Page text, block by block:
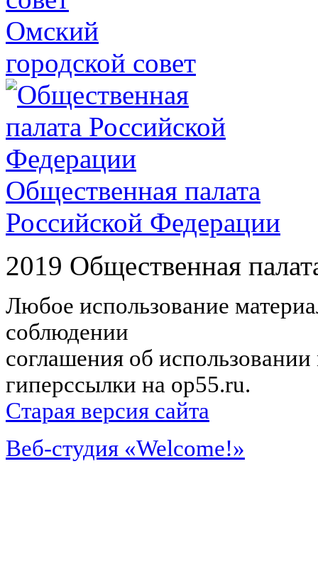
Омский
городской совет
Общественная палата
Российской Федерации
2019 Общественная
Любое использование
соблюдении
соглашения об
гиперссылки на op55.ru.
Старая версия сайта
Веб-студия «Welcome!»